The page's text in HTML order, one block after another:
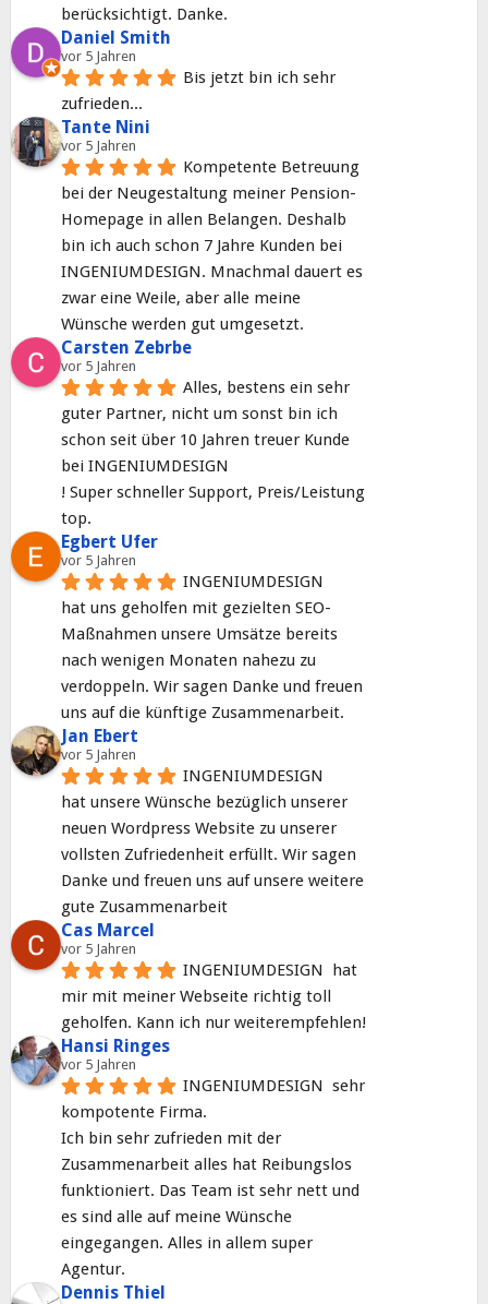
berücksichtigt. Danke.
Daniel Smith
vor 5 Jahren
Bis jetzt bin ich sehr
zufrieden...
Tante Nini
vor 5 Jahren
Kompetente Betreuung
bei der Neugestaltung meiner Pension-
Homepage in allen Belangen. Deshalb
bin ich auch schon 7 Jahre Kunden bei
INGENIUMDESIGN. Mnachmal dauert es
zwar eine Weile, aber alle meine
Wünsche werden gut umgesetzt.
Carsten Zebrbe
vor 5 Jahren
Alles, bestens ein sehr
guter Partner, nicht um sonst bin ich
schon seit über 10 Jahren treuer Kunde
bei INGENIUMDESIGN
! Super schneller Support, Preis/Leistung
top.
Egbert Ufer
vor 5 Jahren
INGENIUMDESIGN
hat uns geholfen mit gezielten SEO-
Maßnahmen unsere Umsätze bereits
nach wenigen Monaten nahezu zu
verdoppeln. Wir sagen Danke und freuen
uns auf die künftige Zusammenarbeit.
Jan Ebert
vor 5 Jahren
INGENIUMDESIGN
hat unsere Wünsche bezüglich unserer
neuen Wordpress Website zu unserer
vollsten Zufriedenheit erfüllt. Wir sagen
Danke und freuen uns auf unsere weitere
gute Zusammenarbeit
Cas Marcel
vor 5 Jahren
INGENIUMDESIGN  hat
mir mit meiner Webseite richtig toll
geholfen. Kann ich nur weiterempfehlen!
Hansi Ringes
vor 5 Jahren
INGENIUMDESIGN  sehr
kompotente Firma.
Ich bin sehr zufrieden mit der
Zusammenarbeit alles hat Reibungslos
funktioniert. Das Team ist sehr nett und
es sind alle auf meine Wünsche
eingegangen. Alles in allem super
Agentur.
Dennis Thiel